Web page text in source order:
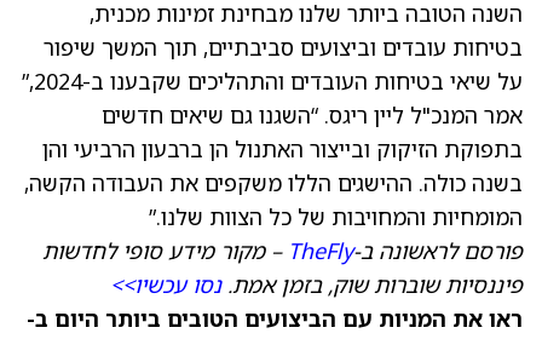
השנה הטובה ביותר שלנו מבחינת זמינות מכנית,
בטיחות עובדים וביצועים סביבתיים, תוך המשך שיפור
על שיאי בטיחות העובדים והתהליכים שקבענו ב-2024,”
אמר המנכ"ל ליין ריגס. “השגנו גם שיאים חדשים
בתפוקת הזיקוק ובייצור האתנול הן ברבעון הרביעי והן
בשנה כולה. ההישגים הללו משקפים את העבודה הקשה,
המומחיות והמחויבות של כל הצוות שלנו.”
פורסם לראשונה ב-TheFly – מקור מידע סופי לחדשות
פיננסיות שוברות שוק, בזמן אמת.נסו עכשיו>>
ראו את המניות עם הביצועים הטובים ביותר היום ב-